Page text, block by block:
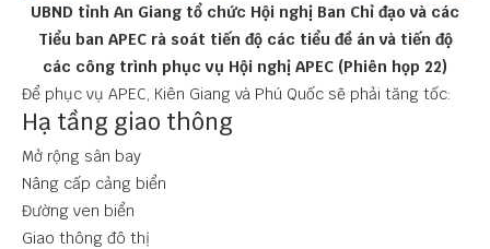
UBND tỉnh An Giang tổ chức Hội nghị Ban Chỉ đạo và các
Tiểu ban APEC rà soát tiến độ các tiểu đề án và tiến độ
các công trình phục vụ Hội nghị APEC (Phiên họp 22)
Để phục vụ APEC, Kiên Giang và Phú Quốc sẽ phải tăng tốc:
Hạ tầng giao thông
Mở rộng sân bay
Nâng cấp cảng biển
Đường ven biển
Giao thông đô thị